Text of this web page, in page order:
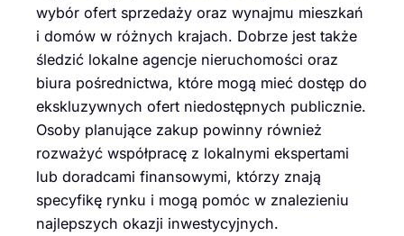
wybór ofert sprzedaży oraz wynajmu mieszkań
i domów w różnych krajach. Dobrze jest także
śledzić lokalne agencje nieruchomości oraz
biura pośrednictwa, które mogą mieć dostęp do
ekskluzywnych ofert niedostępnych publicznie.
Osoby planujące zakup powinny również
rozważyć współpracę z lokalnymi ekspertami
lub doradcami finansowymi, którzy znają
specyfikę rynku i mogą pomóc w znalezieniu
najlepszych okazji inwestycyjnych.